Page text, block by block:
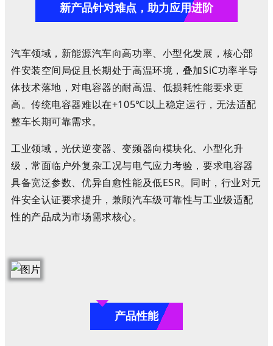
新产品针对难点，助力应用进阶
汽车领域，新能源汽车向高功率、小型化发展，核心部
件安装空间局促且长期处于高温环境，叠加SiC功率半导
体技术落地，对电容器的耐高温、低损耗性能要求更
高。传统电容器难以在+105℃以上稳定运行，无法适配
整车长期可靠需求。
工业领域，光伏逆变器、变频器向模块化、小型化升
级，常面临户外复杂工况与电气应力考验，要求电容器
具备宽泛参数、优异自愈性能及低ESR。同时，行业对元
件安全认证要求提升，兼顾汽车级可靠性与工业级适配
性的产品成为市场需求核心。
产品性能